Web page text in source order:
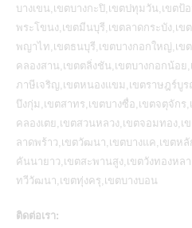
บางเขน,เขตบางกะปิ,เขตปทุมวัน,เขตป้
พระโขนง,เขตมีนบุรี,เขตลาดกระบัง,เ
พญาไท,เขตธนบุรี,เขตบางกอกใหญ่,เข
คลองสาน,เขตตลิ่งชัน,เขตบางกอกน้อย,
ภาษีเจริญ,เขตหนองแขม,เขตราษฎร์บู
บึงกุ่ม,เขตสาทร,เขตบางซื่อ,เขตจตุจักร
คลองเตย,เขตสวนหลวง,เขตจอมทอง,เ
ลาดพร้าว,เขตวัฒนา,เขตบางแค,เขตห
คันนายาว,เขตสะพานสูง,เขตวังทองหล
ทวีวัฒนา,เขตทุ่งครุ,เขตบางบอน
ติดต่อเรา: